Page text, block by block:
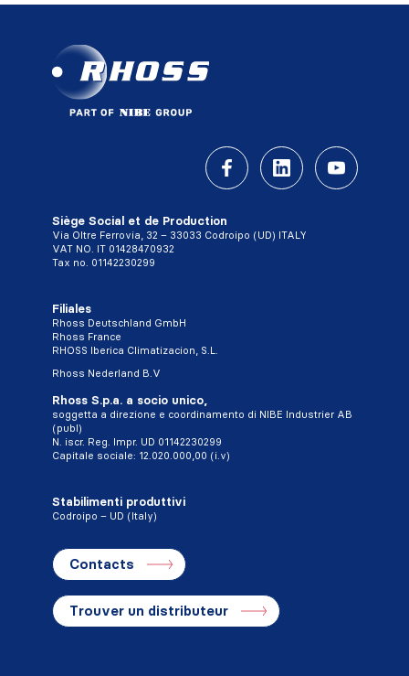
Siège Social et de Production
Via Oltre Ferrovia, 32 – 33033 Codroipo (UD) ITALY
VAT NO. IT 01428470932
Tax no. 01142230299
Filiales
Rhoss Deutschland GmbH
Rhoss France
RHOSS Iberica Climatizacion, S.L.
Rhoss Nederland B.V
Rhoss S.p.a. a socio unico,
soggetta a direzione e coordinamento di NIBE Industrier AB
(publ)
N. iscr. Reg. Impr. UD 01142230299
Capitale sociale: 12.020.000,00 (i.v)
Stabilimenti produttivi
Codroipo – UD (Italy)
Contacts
Trouver un distributeur